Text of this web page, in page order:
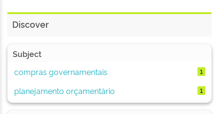
Discover
Subject
compras governamentais
1
planejamento orçamentário 1